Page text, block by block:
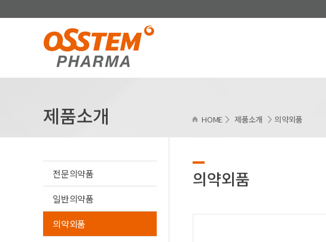
HOME 제품소개 의약외품
제품소개
전문의약품
일반의약품
의약외품
의약외품